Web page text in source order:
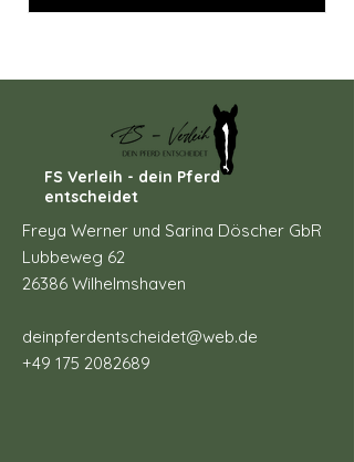
FS Verleih - dein Pferd
entscheidet
Freya Werner und Sarina Döscher GbR
Lubbeweg 62
26386 Wilhelmshaven
deinpferdentscheidet@web.de
+49 175 2082689